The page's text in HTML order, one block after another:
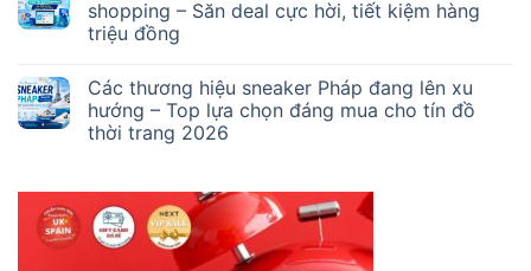
shopping – Săn deal cực hời, tiết kiệm hàng
triệu đồng
Các thương hiệu sneaker Pháp đang lên xu
hướng – Top lựa chọn đáng mua cho tín đồ
thời trang 2026